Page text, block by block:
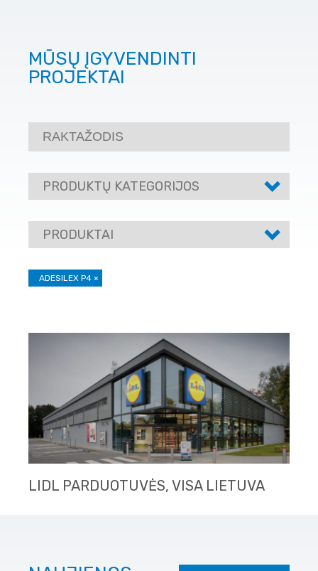
MŪSŲ ĮGYVENDINTI
PROJEKTAI
PRODUKTŲ KATEGORIJOS
PRODUKTAI
ADESILEX P4 ×
LIDL PARDUOTUVĖS, VISA LIETUVA